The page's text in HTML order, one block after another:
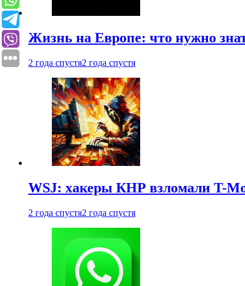
Жизнь на Европе: что нужно
2 года спустя2 года спустя
WSJ: хакеры КНР взломали T-
2 года спустя2 года спустя